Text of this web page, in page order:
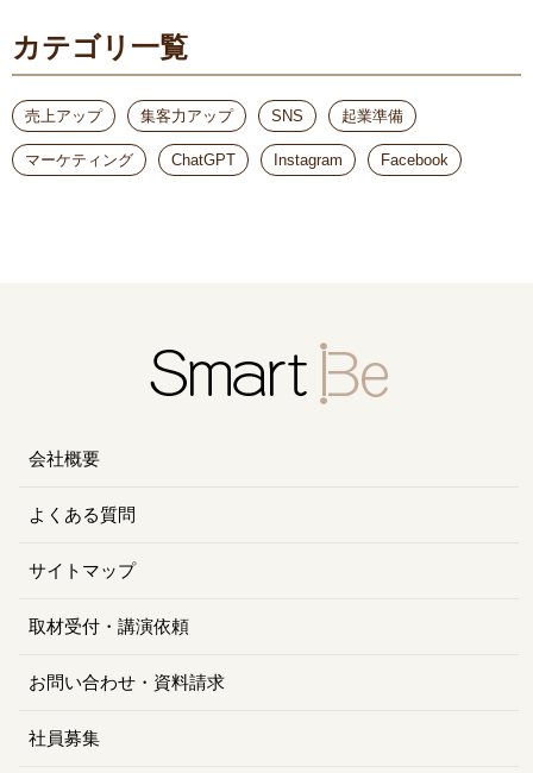
カテゴリ一覧
売上アップ 集客力アップ SNS 起業準備
マーケティング ChatGPT Instagram Facebook
会社概要
よくある質問
サイトマップ
取材受付・講演依頼
お問い合わせ・資料請求
社員募集